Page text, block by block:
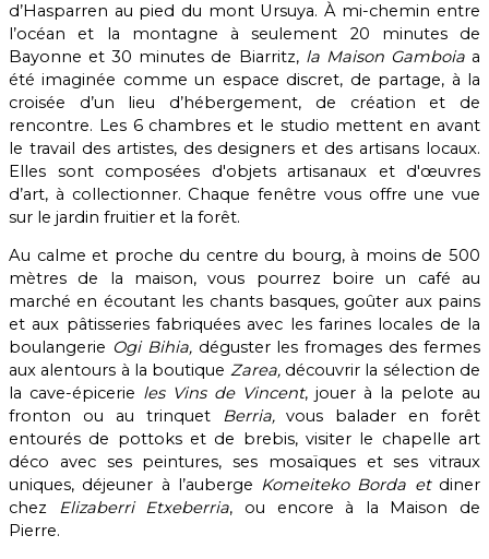
d’Hasparren au pied du mont Ursuya. À mi-chemin entre
l’océan et la montagne à seulement 20 minutes de
Bayonne et 30 minutes de Biarritz, la Maison Gamboia a
été imaginée comme un espace discret, de partage, à la
croisée d’un lieu d’hébergement, de création et de
rencontre. Les 6 chambres et le studio mettent en avant
le travail des artistes, des designers et des artisans locaux.
Elles sont composées d'objets artisanaux et d'œuvres
d’art, à collectionner. Chaque fenêtre vous offre une vue
sur le jardin fruitier et la forêt.
Au calme et proche du centre du bourg, à moins de 500
mètres de la maison, vous pourrez boire un café au
marché en écoutant les chants basques, goûter aux pains
et aux pâtisseries fabriquées avec les farines locales de la
boulangerie Ogi Bihia,déguster les fromages des fermes
aux alentours à la boutique Zarea,découvrir la sélection de
la cave-épicerie les Vins de Vincent, jouer à la pelote au
fronton ou au trinquetBerria,vous balader en forêt
entourés de pottoks et de brebis, visiter le chapelle art
déco avec ses peintures, ses mosaïques et ses vitraux
uniques, déjeuner à l’auberge Komeiteko Borda et diner
chez Elizaberri Etxeberria, ou encore à la Maison de
Pierre.